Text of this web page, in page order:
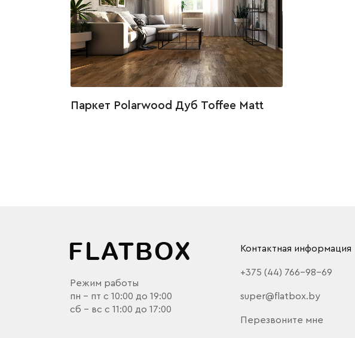
Паркет Polarwood Дуб Toffee Matt
Режим работы
пн - пт с 10:00 до 19:00
сб - вс с 11:00 до 17:00
Контактная информация
+375 (44) 766-98-69
super@flatbox.by
Перезвоните мне